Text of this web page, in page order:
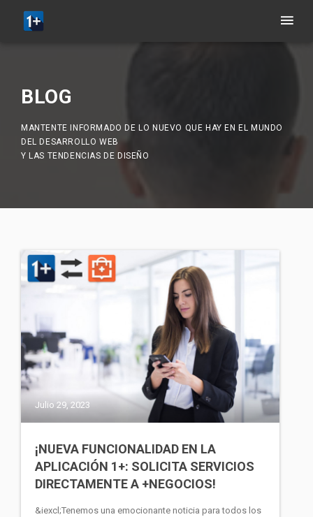
BLOG
MANTENTE INFORMADO DE LO NUEVO QUE HAY EN EL MUNDO
DEL DESARROLLO WEB
Y LAS TENDENCIAS DE DISEÑO
Julio 29, 2023
¡NUEVA FUNCIONALIDAD EN LA
APLICACIÓN 1+: SOLICITA SERVICIOS
DIRECTAMENTE A +NEGOCIOS!
&iexcl;Tenemos una emocionante noticia para todos los